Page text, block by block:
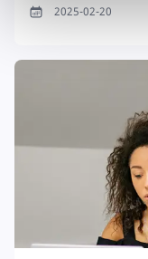
2025-02-20